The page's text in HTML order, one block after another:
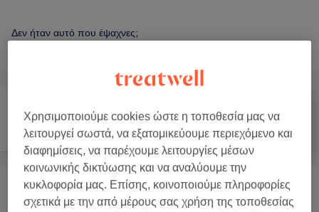
Δεν ήταν αυτό που έψαχνες;
Πρόσωπο Μασάζ Σώμα
ΘΕΡΑΠΕΙΕΣ ΣΩΜΑΤΟΣ (2) από € 20
Χρησιμοποιούμε cookies ώστε η τοποθεσία μας να
λειτουργεί σωστά, να εξατομικεύουμε περιεχόμενο και
διαφημίσεις, να παρέχουμε λειτουργίες μέσων
κοινωνικής δικτύωσης και να αναλύουμε την
κυκλοφορία μας. Επίσης, κοινοποιούμε πληροφορίες
σχετικά με την από μέρους σας χρήση της τοποθεσίας